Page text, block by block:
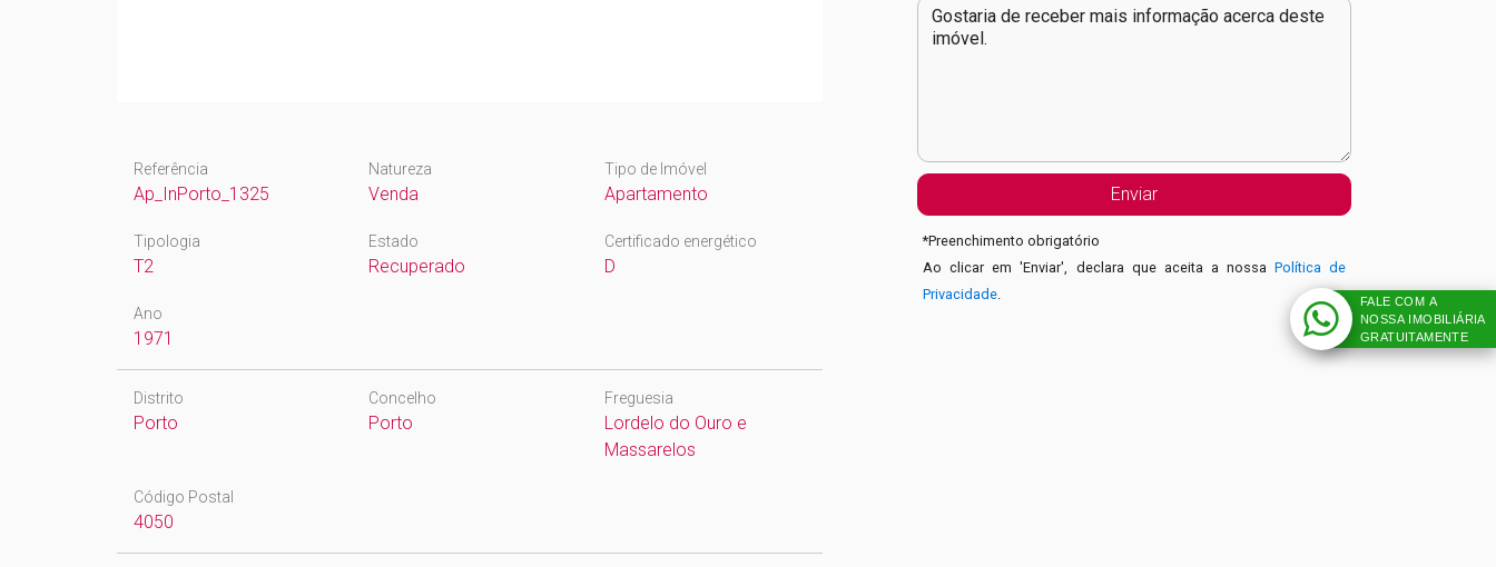
Referência
Ap_InPorto_1325
Natureza
Venda
Tipo de Imóvel
Apartamento
Tipologia
T2
Estado
Recuperado
Certificado energético
D
Ano
1971
Distrito
Porto
Concelho
Porto
Freguesia
Lordelo do Ouro e
Massarelos
Código Postal
4050
*Preenchimento obrigatório
Ao clicar em 'Enviar', declara que aceita a nossaPolítica de
Privacidade.
FALE COM A
NOSSA IMOBILIÁRIA
GRATUITAMENTE